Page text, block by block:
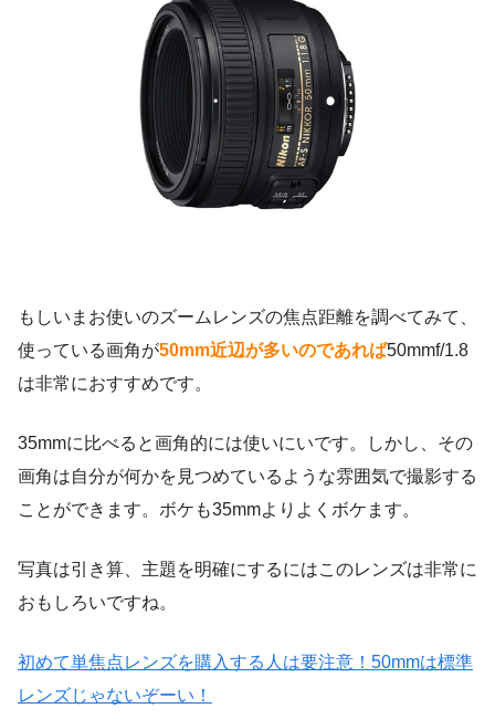
もしいまお使いのズームレンズの焦点距離を調べてみて、
使っている画角が50mm近辺が多いのであれば50mmf/1.8
は非常におすすめです。
35mmに比べると画角的には使いにいです。しかし、その
画角は自分が何かを見つめているような雰囲気で撮影する
ことができます。ボケも35mmよりよくボケます。
写真は引き算、主題を明確にするにはこのレンズは非常に
おもしろいですね。
初めて単焦点レンズを購入する人は要注意！50mmは標準
レンズじゃないぞーい！